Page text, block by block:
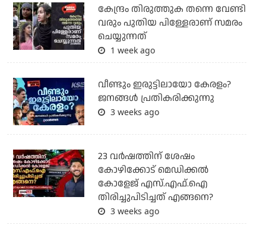
കേന്ദ്രം തിരുത്തുക തന്നെ വേണ്ടി
വരും പുതിയ പിള്ളേരാണ് സമരം
ചെയ്യുന്നത്
1 week ago
വീണ്ടും ഇരുട്ടിലായോ കേരളം?
ജനങ്ങൾ പ്രതികരിക്കുന്നു
3 weeks ago
23 വർഷത്തിന് ശേഷം
കോഴിക്കോട് മെഡിക്കൽ
കോളേജ് എസ്.എഫ്.ഐ
തിരിച്ചുപിടിച്ചത് എങ്ങനെ?
3 weeks ago